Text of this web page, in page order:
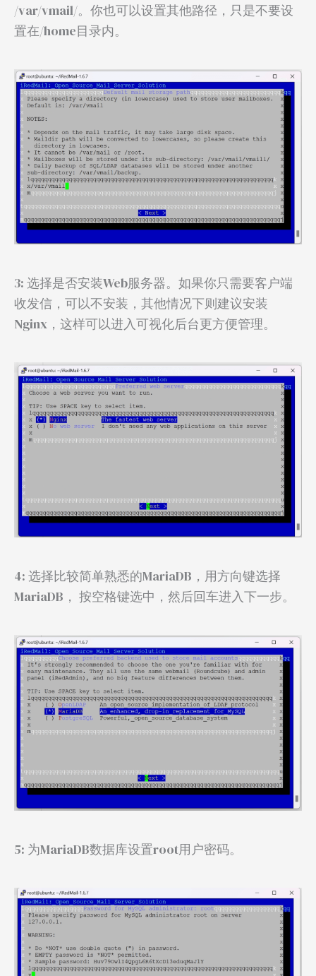
/var/vmail/。你也可以设置其他路径，只是不要设
置在/home目录内。
3: 选择是否安装Web服务器。如果你只需要客户端
收发信，可以不安装，其他情况下则建议安装
Nginx，这样可以进入可视化后台更方便管理。
4: 选择比较简单熟悉的MariaDB，用方向键选择
MariaDB， 按空格键选中，然后回车进入下一步。
5: 为MariaDB数据库设置root用户密码。